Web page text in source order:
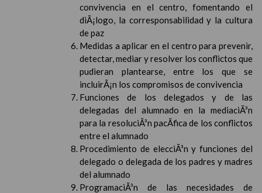
convivencia en el centro, fomentando el
diÃ¡logo, la corresponsabilidad y la cultura
de paz
Medidas a aplicar en el centro para prevenir,
detectar, mediar y resolver los conflictos que
pudieran plantearse, entre los que se
incluirÃ¡n los compromisos de convivencia
Funciones de los delegados y de las
delegadas del alumnado en la mediaciÃ³n
para la resoluciÃ³n pacÃ­fica de los conflictos
entre el alumnado
Procedimiento de elecciÃ³n y funciones del
delegado o delegada de los padres y madres
del alumnado
ProgramaciÃ³n de las necesidades de